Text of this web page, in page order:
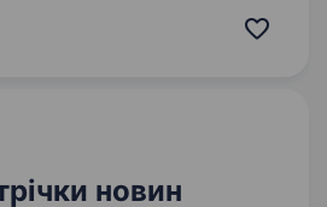
з фокусом
новин